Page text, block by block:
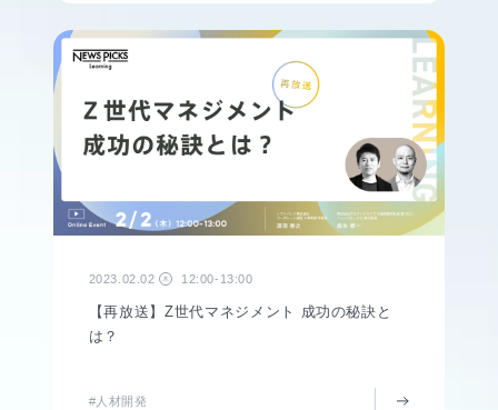
2023.02.02 木 12:00-13:00
【再放送】Z世代マネジメント 成功の秘訣と
は？
#人材開発